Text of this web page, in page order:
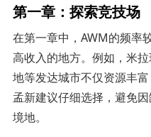
第一章：探索竞技场
在第一章中，AWM的频率
高收入的地方。例如，米
地等发达城市不仅资源丰富
孟新建议仔细选择，避免
境地。